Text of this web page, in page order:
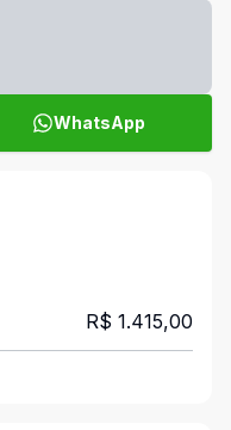
WhatsApp
R$ 1.415,00